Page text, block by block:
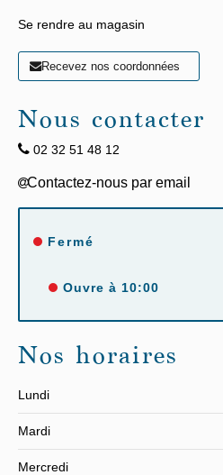
Se rendre au magasin
Recevez nos coordonnées
Nous contacter
02 32 51 48 12
Fermé
Ouvre à 10:00
Nos horaires
Lundi
Mardi
Mercredi